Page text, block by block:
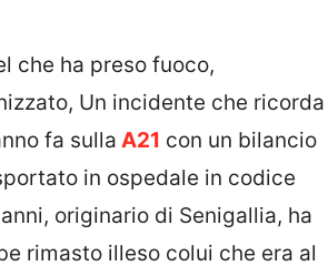
che ha preso fuoco,
Un incidente che ricorda
fa sulla A21 con un bilancio
in ospedale in codice
originario di Senigallia, ha
rimasto illeso colui che era al